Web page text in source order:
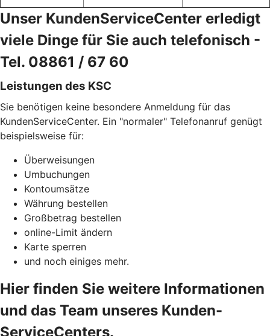
Unser KundenServiceCenter erledigt
viele Dinge für Sie auch telefonisch -
Tel. 08861 / 67 60
Leistungen des KSC
Sie benötigen keine besondere Anmeldung für das
KundenServiceCenter. Ein "normaler" Telefonanruf genügt
beispielsweise für:
Überweisungen
Umbuchungen
Kontoumsätze
Währung bestellen
Großbetrag bestellen
online-Limit ändern
Karte sperren
und noch einiges mehr.
Hier finden Sie weitere Informationen
und das Team unseres Kunden-
ServiceCenters.